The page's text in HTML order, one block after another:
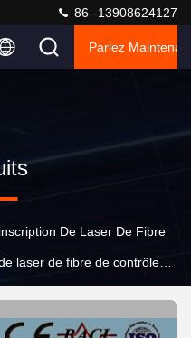
86--13908624127
Parlez
De Laser De Fibre
laser de fibre de contrôle